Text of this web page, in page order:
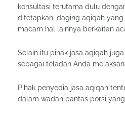
konsultasi terutama dulu
ditetapkan, daging aqiqah
macam hal lainnya berkaitan
Selain itu pihak jasa aqiqah
sebagai teladan Anda
Pihak penyedia jasa aqiqah
dalam wadah pantas porsi